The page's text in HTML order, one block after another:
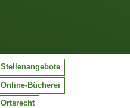
Stellenangebote
Online-Bücherei
Ortsrecht